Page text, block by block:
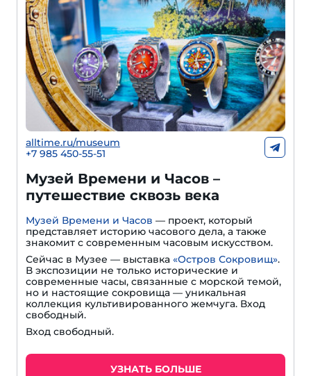
alltime.ru/museum
+7 985 450-55-51
Музей Времени и Часов –
путешествие сквозь века
Музей Времени и Часов — проект, который
представляет историю часового дела, а также
знакомит с современным часовым искусством.
Сейчас в Музее — выставка «Остров Сокровищ».
В экспозиции не только исторические и
современные часы, связанные с морской темой,
но и настоящие сокровища — уникальная
коллекция культивированного жемчуга. Вход
свободный.
Вход свободный.
УЗНАТЬ БОЛЬШЕ